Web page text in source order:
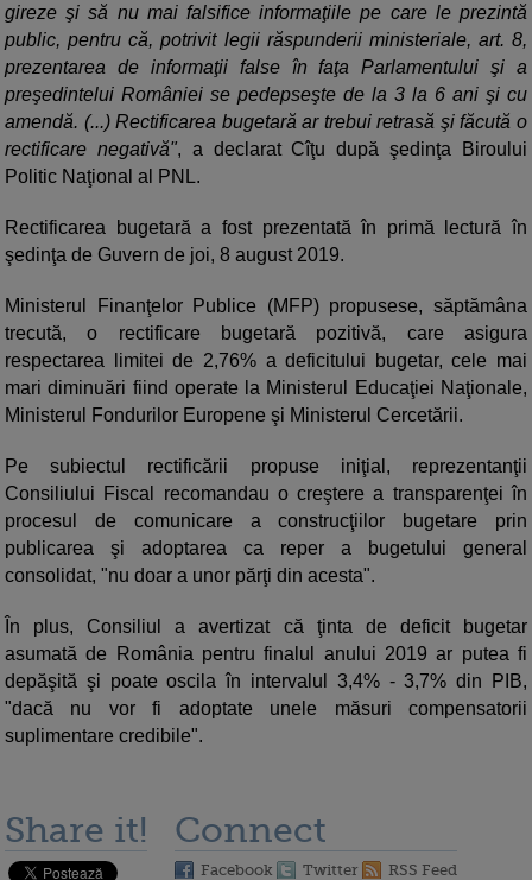
gireze şi să nu mai falsifice informaţiile pe care le prezintă
public, pentru că, potrivit legii răspunderii ministeriale, art. 8,
prezentarea de informaţii false în faţa Parlamentului şi a
preşedintelui României se pedepseşte de la 3 la 6 ani şi cu
amendă. (...) Rectificarea bugetară ar trebui retrasă şi făcută o
rectificare negativă", a declarat Cîţu după şedinţa Biroului
Politic Naţional al PNL.
Rectificarea bugetară a fost prezentată în primă lectură în
şedinţa de Guvern de joi, 8 august 2019.
Ministerul Finanţelor Publice (MFP) propusese, săptămâna
trecută, o rectificare bugetară pozitivă, care asigura
respectarea limitei de 2,76% a deficitului bugetar, cele mai
mari diminuări fiind operate la Ministerul Educaţiei Naţionale,
Ministerul Fondurilor Europene şi Ministerul Cercetării.
Pe subiectul rectificării propuse iniţial, reprezentanţii
Consiliului Fiscal recomandau o creştere a transparenţei în
procesul de comunicare a construcţiilor bugetare prin
publicarea şi adoptarea ca reper a bugetului general
consolidat, "nu doar a unor părţi din acesta".
În plus, Consiliul a avertizat că ţinta de deficit bugetar
asumată de România pentru finalul anului 2019 ar putea fi
depăşită şi poate oscila în intervalul 3,4% - 3,7% din PIB,
"dacă nu vor fi adoptate unele măsuri compensatorii
suplimentare credibile".
Share it! Connect
Facebook Twitter RSS Feed